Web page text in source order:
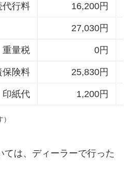
代行料 16,200円
27,030円
量税 0円
保険料 25,830円
印紙代 1,200円
ては、ディーラーで行った